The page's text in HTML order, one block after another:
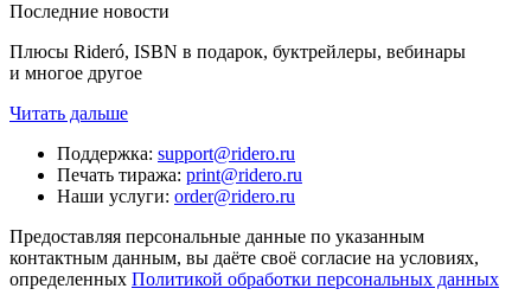
Последние новости
Плюсы Rideró, ISBN в подарок, буктрейлеры, вебинары
и многое другое
Читать дальше
Поддержка: support@ridero.ru
Печать тиража: print@ridero.ru
Наши услуги: order@ridero.ru
Предоставляя персональные данные по указанным
контактным данным, вы даёте своё согласие на условиях,
определенных Политикой обработки персональных данных